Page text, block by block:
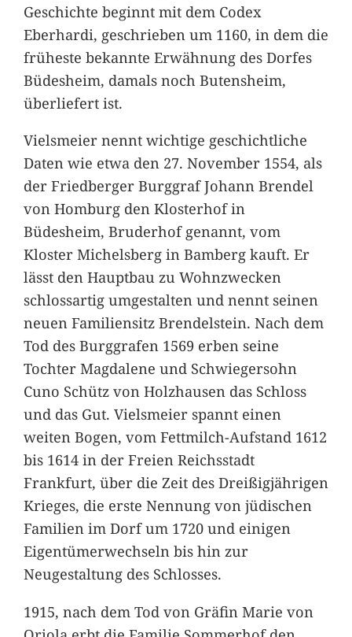
Geschichte beginnt mit dem Codex
Eberhardi, geschrieben um 1160, in dem die
früheste bekannte Erwähnung des Dorfes
Büdesheim, damals noch Butensheim,
überliefert ist.
Vielsmeier nennt wichtige geschichtliche
Daten wie etwa den 27. November 1554, als
der Friedberger Burggraf Johann Brendel
von Homburg den Klosterhof in
Büdesheim, Bruderhof genannt, vom
Kloster Michelsberg in Bamberg kauft. Er
lässt den Hauptbau zu Wohnzwecken
schlossartig umgestalten und nennt seinen
neuen Familiensitz Brendelstein. Nach dem
Tod des Burggrafen 1569 erben seine
Tochter Magdalene und Schwiegersohn
Cuno Schütz von Holzhausen das Schloss
und das Gut. Vielsmeier spannt einen
weiten Bogen, vom Fettmilch-Aufstand 1612
bis 1614 in der Freien Reichsstadt
Frankfurt, über die Zeit des Dreißigjährigen
Krieges, die erste Nennung von jüdischen
Familien im Dorf um 1720 und einigen
Eigentümerwechseln bis hin zur
Neugestaltung des Schlosses.
1915, nach dem Tod von Gräfin Marie von